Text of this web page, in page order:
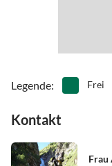
Legende: Frei
Kontakt
Frau